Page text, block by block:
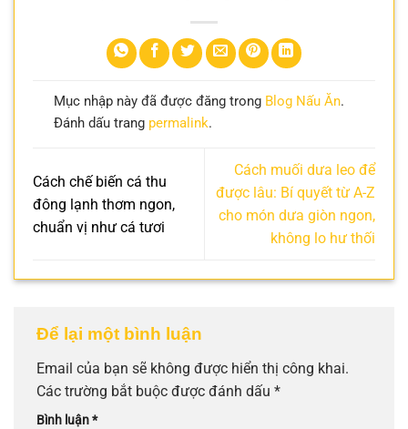
Mục nhập này đã được đăng trong Blog Nấu Ăn.
Đánh dấu trang permalink.
Cách chế biến cá thu
đông lạnh thơm ngon,
chuẩn vị như cá tươi
Cách muối dưa leo để
được lâu: Bí quyết từ A-Z
cho món dưa giòn ngon,
không lo hư thối
Để lại một bình luận
Email của bạn sẽ không được hiển thị công khai.
Các trường bắt buộc được đánh dấu *
Bình luận*